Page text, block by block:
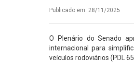
Publicado em: 28/11/2025
O Plenário do Senado
internacional para
veículos rodoviários (PDL